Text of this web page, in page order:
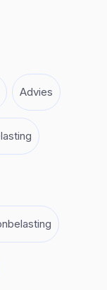
Advies